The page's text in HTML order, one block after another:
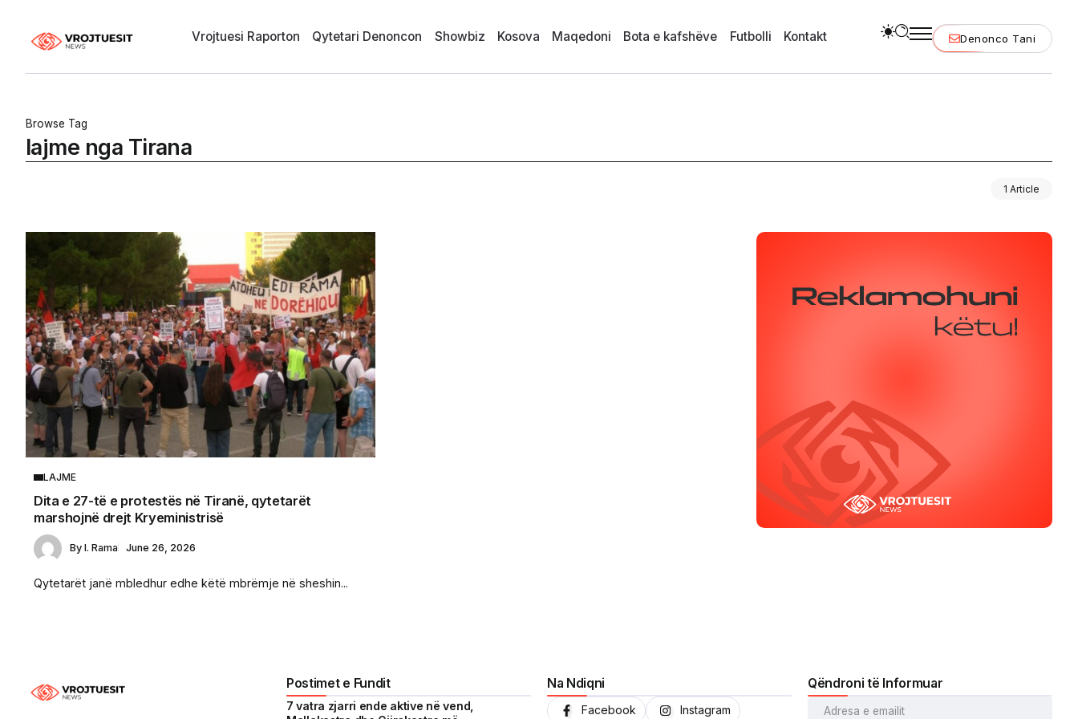
Vrojtuesi Raporton Qytetari Denoncon Showbiz Kosova Maqedoni Bota e kafshëve Futbolli Kontakt Denonco Tani
Browse Tag
lajme nga Tirana
1 Article
LAJME
Dita e 27-të e protestës në Tiranë, qytetarët
marshojnë drejt Kryeministrisë
By I. Rama June 26, 2026
Qytetarët janë mbledhur edhe këtë mbrëmje në sheshin...
Postimet e Fundit
7 vatra zjarri ende aktive në vend,
Na Ndiqni
Facebook Instagram
Qëndroni të Informuar